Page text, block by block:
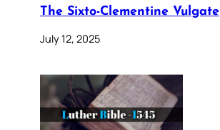
The Sixto-Clementine Vulgate
July 12, 2025